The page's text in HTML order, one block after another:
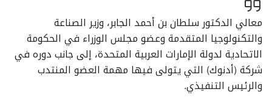
معالي الدكتور سلطان بن أحمد الجابر، وزير الصناعة
والتكنولوجيا المتقدمة وعضو مجلس الوزراء في الحكومة
الاتحادية لدولة الإمارات العربية المتحدة، إلى جانب دوره في
شركة (أدنوك) التي يتولى فيها مهمة العضو المنتدب
والرئيس التنفيذي.